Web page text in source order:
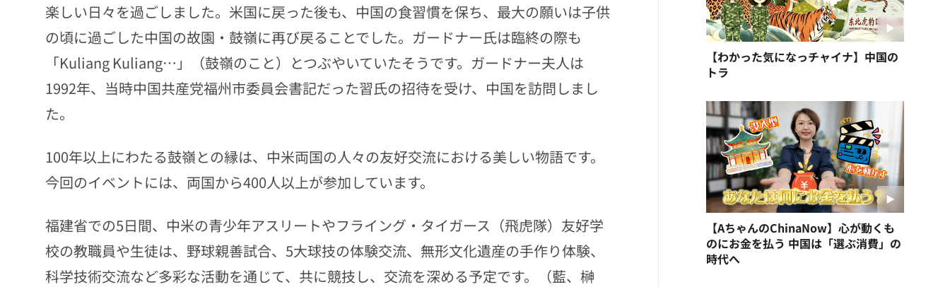
楽しい日々を過ごしました。米国に戻った後も、中国の食習慣を保ち、最大の願いは子供
の頃に過ごした中国の故園・鼓嶺に再び戻ることでした。ガードナー氏は臨終の際も
「Kuliang Kuliang…」（鼓嶺のこと）とつぶやいていたそうです。ガードナー夫人は
1992年、当時中国共産党福州市委員会書記だった習氏の招待を受け、中国を訪問しまし
た。
100年以上にわたる鼓嶺との縁は、中米両国の人々の友好交流における美しい物語です。
今回のイベントには、両国から400人以上が参加しています。
福建省での5日間、中米の青少年アスリートやフライング・タイガース（飛虎隊）友好学
校の教職員や生徒は、野球親善試合、5大球技の体験交流、無形文化遺産の手作り体験、
科学技術交流など多彩な活動を通じて、共に競技し、交流を深める予定です。（藍、榊
【わかった気になっチャイナ】中国の
トラ
【AちゃんのChinaNow】心が動くも
のにお金を払う 中国は「選ぶ消費」の
時代へ